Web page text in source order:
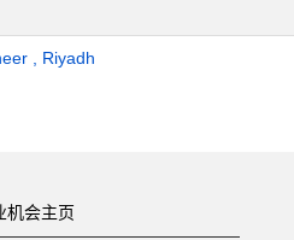
, Riyadh
机会主页